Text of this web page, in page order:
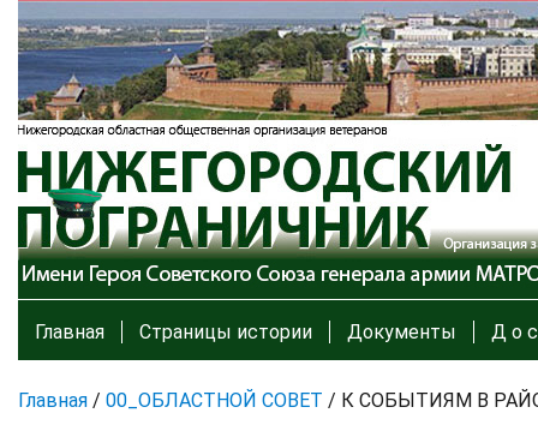
Главная Страницы истории Документы Д о с
Главная / 00_ОБЛАСТНОЙ СОВЕТ / К СОБЫТИЯМ В